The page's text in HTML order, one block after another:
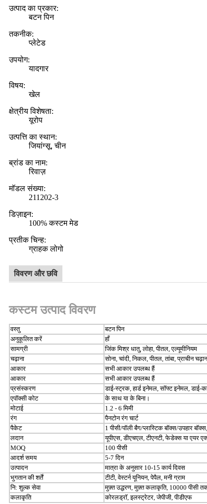
उत्पाद का प्रकार:
बटन पिन
तकनीक:
प्लेटेड
उपयोग:
यादगार
विषय:
खेल
क्षेत्रीय विशेषता:
यूरोप
उत्पत्ति का स्थान:
जियांग्सू, चीन
ब्रांड का नाम:
रिवाज़
मॉडल संख्या:
211202-3
डिज़ाइन:
100% कस्टम मेड
प्रतीक चिन्ह:
ग्राहक लोगो
विवरण और छवि
कस्टम उत्पाद विवरण
वस्तु
बटन पिन
अनुकूलित करें
हाँ
सामग्री
जिंक मिश्र धातु, लोहा, पीतल, एल्यूमीनियम
चढ़ाना
सोना, चांदी, निकल, पीतल, तांबा, प्राचीन
आकार
सभी आकार उपलब्ध हैं
आकार
सभी आकार उपलब्ध हैं
प्रसंस्करण
डाई-स्ट्रक, हार्ड इनेमल, सॉफ्ट इनेमल, डाई-
एपॉक्सी कोट
के साथ या के बिना।
मोटाई
1.2 - 6 मिमी
रंग
पैनटोन रंग चार्ट
पैकेट
1 पीसी/पॉली बैग/प्लास्टिक बॉक्स/उपहार
लदान
यूपीएस, डीएचएल, टीएनटी, फेडेक्स या एयर
MOQ
100 पीसी
आदर्श समय
5-7 दिन
उत्पादन
मात्रा के अनुसार 10-15 कार्य दिवस
भुगतान की शर्तें
टीटी, वेस्टर्न यूनियन, पेपैल, मनी ग्राम
नि: शुल्क सेवा
मुफ़्त उद्धरण, मुफ़्त कलाकृति, 10000 पीसी
कलाकृति
कोरलड्रॉ, इलस्ट्रेटर, जेपीजी, पीडीएफ